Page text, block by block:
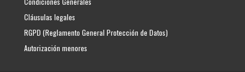
Cláusulas legales
RGPD (Reglamento General Protección de Datos)
Autorización menores